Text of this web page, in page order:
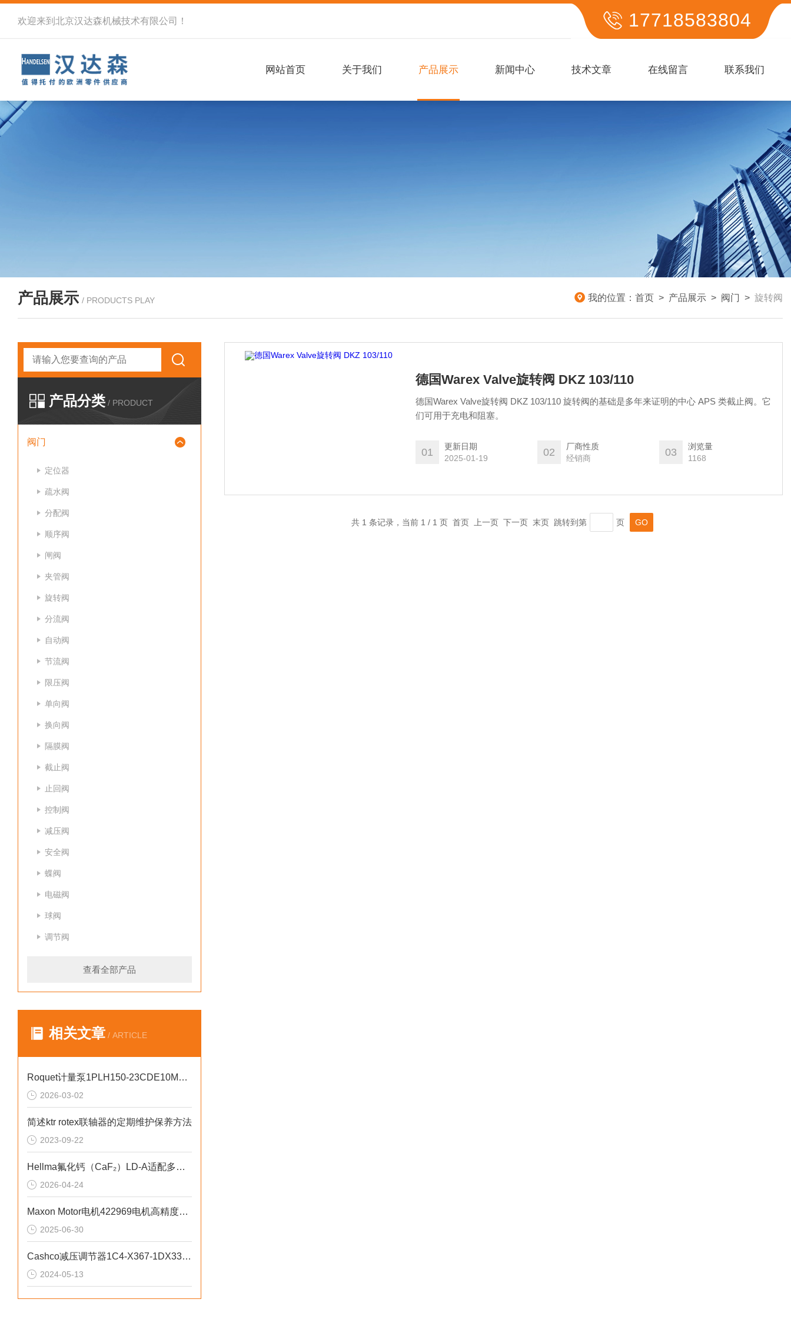
欢迎来到北京汉达森机械技术有限公司！ 17718583804
网站首页 关于我们 产品展示 新闻中心 技术文章 在线留言 联系我们
产品展示 / PRODUCTS PLAY 我的位置： 首页 > 产品展示 > 阀门 > 旋转阀
产品分类 / PRODUCT
阀门
定位器
疏水阀
分配阀
顺序阀
闸阀
夹管阀
旋转阀
分流阀
自动阀
节流阀
限压阀
单向阀
换向阀
隔膜阀
截止阀
止回阀
控制阀
减压阀
安全阀
蝶阀
电磁阀
球阀
调节阀
查看全部产品
相关文章 / ARTICLE
Roquet计量泵1PLH150-23CDE10MR耐强酸强碱介质
2026-03-02
简述ktr rotex联轴器的定期维护保养方法
2023-09-22
Hellma氟化钙（CaF₂）LD-A适配多种光学系统架构
2026-04-24
Maxon Motor电机422969电机高精度特点
2025-06-30
Cashco减压调节器1C4-X367-1DX33251A用于气体
2024-05-13
德国Warex Valve旋转阀 DKZ 103/110
德国Warex Valve旋转阀 DKZ 103/110 旋转阀的基础是多年来证明的中心 APS 类截止阀。它
们可用于充电和阻塞。
01
更新日期
2025-01-19
02
厂商性质
经销商
03
浏览量
1168
共 1 条记录，当前 1 / 1 页 首页 上一页 下一页 末页 跳转到第 页